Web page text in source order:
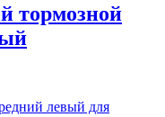
тормозной